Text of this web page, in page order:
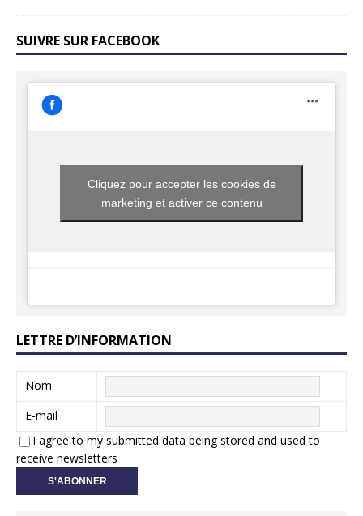
SUIVRE SUR FACEBOOK
Cliquez pour accepter les cookies de
marketing et activer ce contenu
LETTRE D’INFORMATION
Nom
E-mail
I agree to my submitted data being stored and used to
receive newsletters